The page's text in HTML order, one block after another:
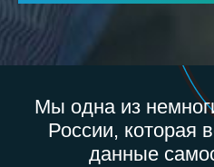
Мы одна из
России, которая
данные